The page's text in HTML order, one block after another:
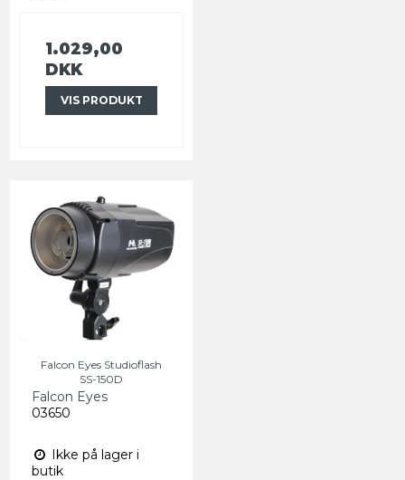
1.029,00
DKK
VIS PRODUKT
Falcon Eyes Studioflash
SS-150D
Falcon Eyes
03650
Ikke på lager i
butik